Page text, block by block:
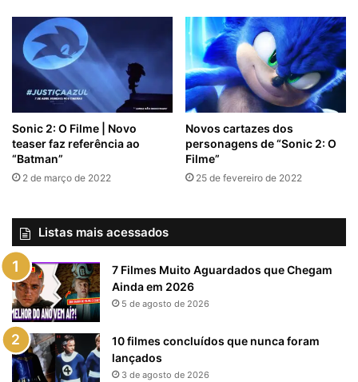
Sonic 2: O Filme | Novo
teaser faz referência ao
“Batman”
2 de março de 2022
Novos cartazes dos
personagens de “Sonic 2: O
Filme”
25 de fevereiro de 2022
Listas mais acessados
7 Filmes Muito Aguardados que Chegam
Ainda em 2026
5 de agosto de 2026
10 filmes concluídos que nunca foram
lançados
3 de agosto de 2026